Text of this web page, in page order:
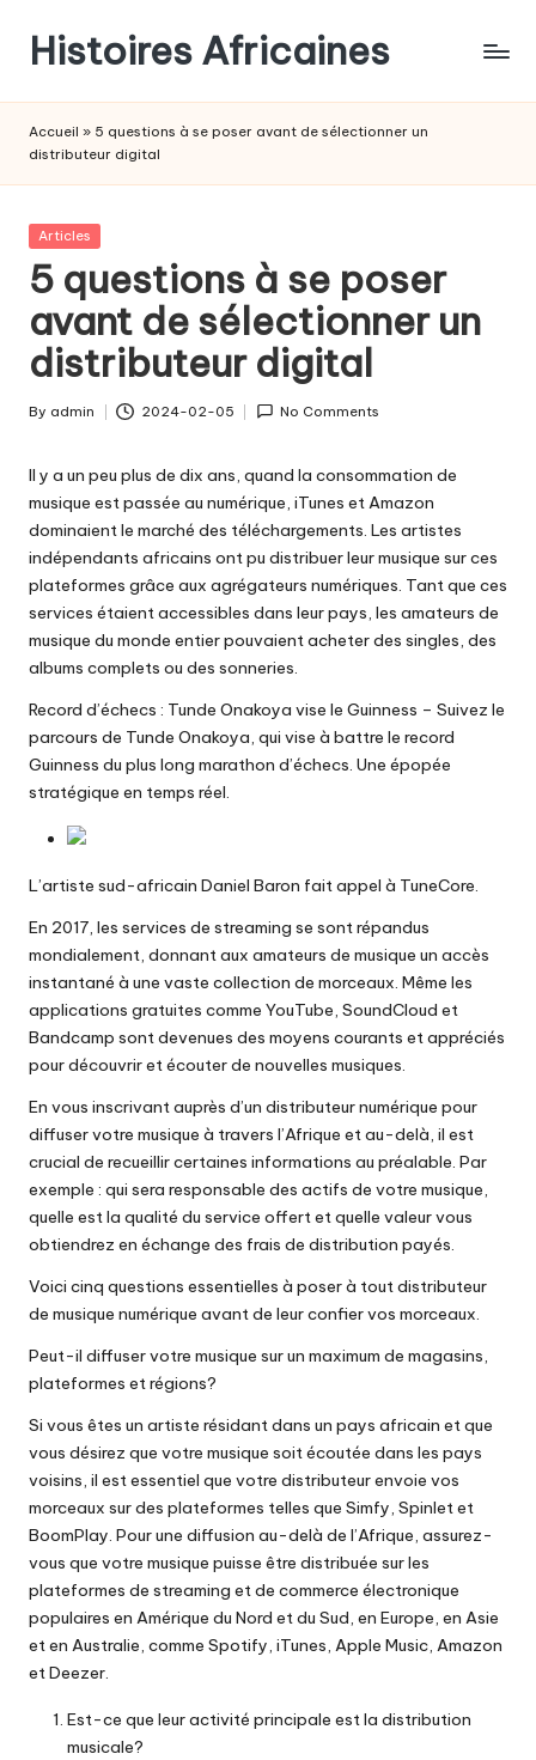
Histoires Africaines
Accueil » 5 questions à se poser avant de sélectionner un
distributeur digital
Posted
Articles
5 questions à se poser
avant de sélectionner un
distributeur digital
Posted
By admin 2024-02-05 No Comments
Il y a un peu plus de dix ans, quand la consommation de
musique est passée au numérique, iTunes et Amazon
dominaient le marché des téléchargements. Les artistes
indépendants africains ont pu distribuer leur musique sur ces
plateformes grâce aux agrégateurs numériques. Tant que ces
services étaient accessibles dans leur pays, les amateurs de
musique du monde entier pouvaient acheter des singles, des
albums complets ou des sonneries.
Record d’échecs : Tunde Onakoya vise le Guinness – Suivez le
parcours de Tunde Onakoya, qui vise à battre le record
Guinness du plus long marathon d’échecs. Une épopée
stratégique en temps réel.
L’artiste sud-africain Daniel Baron fait appel à TuneCore.
En 2017, les services de streaming se sont répandus
mondialement, donnant aux amateurs de musique un accès
instantané à une vaste collection de morceaux. Même les
applications gratuites comme YouTube, SoundCloud et
Bandcamp sont devenues des moyens courants et appréciés
pour découvrir et écouter de nouvelles musiques.
En vous inscrivant auprès d’un distributeur numérique pour
diffuser votre musique à travers l’Afrique et au-delà, il est
crucial de recueillir certaines informations au préalable. Par
exemple : qui sera responsable des actifs de votre musique,
quelle est la qualité du service offert et quelle valeur vous
obtiendrez en échange des frais de distribution payés.
Voici cinq questions essentielles à poser à tout distributeur
de musique numérique avant de leur confier vos morceaux.
Peut-il diffuser votre musique sur un maximum de magasins,
plateformes et régions?
Si vous êtes un artiste résidant dans un pays africain et que
vous désirez que votre musique soit écoutée dans les pays
voisins, il est essentiel que votre distributeur envoie vos
morceaux sur des plateformes telles que Simfy, Spinlet et
BoomPlay. Pour une diffusion au-delà de l’Afrique, assurez-
vous que votre musique puisse être distribuée sur les
plateformes de streaming et de commerce électronique
populaires en Amérique du Nord et du Sud, en Europe, en Asie
et en Australie, comme Spotify, iTunes, Apple Music, Amazon
et Deezer.
Est-ce que leur activité principale est la distribution
musicale?